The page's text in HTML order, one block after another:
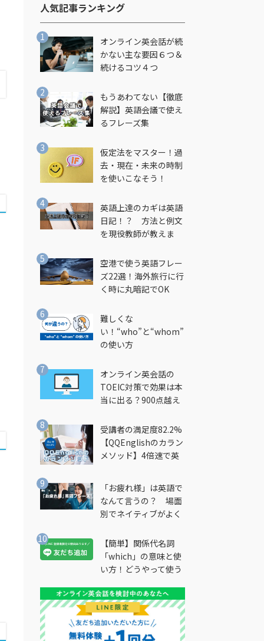
人気記事ランキング​
オンライン英会話が続
かない主な要因６つ＆
続けるコツ４つ
もうあわてない【徹底
解説】英語会議で使え
るフレーズ集
仮定法をマスター！過
去・現在・未来の時制
を使いこなそう！
英語上達のカギは英語
日記！？ 方法と例文
を現役教師が教えま
空港で使う英語フレー
ズ22選！海外旅行に行
く時に丸暗記でOK
難しくな
い！“who”と“whom”
の使い方
オンライン英会話の
TOEIC対策で効果は本
当に出る？900点越え
受講者の満足度82.2%
【QQEnglishのカラン
メソッド】4倍速で英
法とは？
「お疲れ様」は英語で
なんて言うの？ 場面
別でネイティブがよく
説
【簡単】関係代名詞
「which」の意味と使
い方！どうやって使う